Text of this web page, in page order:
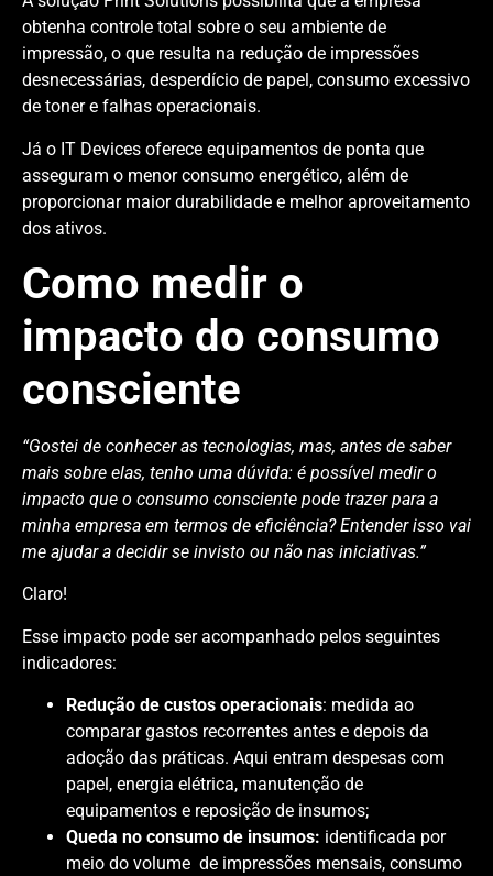
obtenha controle total sobre o seu ambiente de
impressão, o que resulta na redução de impressões
desnecessárias, desperdício de papel, consumo excessivo
de toner e falhas operacionais.
Já o IT Devices oferece equipamentos de ponta que
asseguram o menor consumo energético, além de
proporcionar maior durabilidade e melhor aproveitamento
dos ativos.
Como medir o
impacto do consumo
consciente
“Gostei de conhecer as tecnologias, mas, antes de saber
mais sobre elas, tenho uma dúvida: é possível medir o
impacto que o consumo consciente pode trazer para a
minha empresa em termos de eficiência? Entender isso vai
me ajudar a decidir se invisto ou não nas iniciativas.”
Claro!
Esse impacto pode ser acompanhado pelos seguintes
indicadores:
Redução de custos operacionais: medida ao
comparar gastos recorrentes antes e depois da
adoção das práticas. Aqui entram despesas com
papel, energia elétrica, manutenção de
equipamentos e reposição de insumos;
Queda no consumo de insumos: identificada por
meio do volume de impressões mensais, consumo